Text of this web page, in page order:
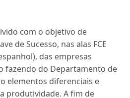
com o objetivo de
de Sucesso, nas alas FCE
das empresas
fazendo do Departamento de
elementos diferenciais e
produtividade. A fim de